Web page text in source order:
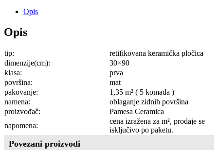
Opis
Opis
tip:
retifikovana keramička pločica
dimenzije(cm):
30×90
klasa:
prva
površina:
mat
pakovanje:
1,35 m² ( 5 komada )
namena:
oblaganje zidnih površina
proizvođač:
Pamesa Ceramica
napomena:
cena izražena za m², prodaje se
isključivo po paketu.
Povezani proizvodi